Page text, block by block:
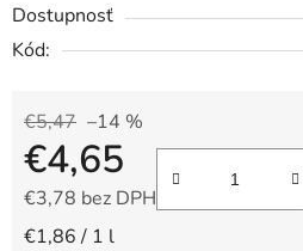
Dostupnosť
Kód:
€5,47 –14 %
€4,65
€3,78 bez DPH
Jednotková cena:
€1,86 / 1 l